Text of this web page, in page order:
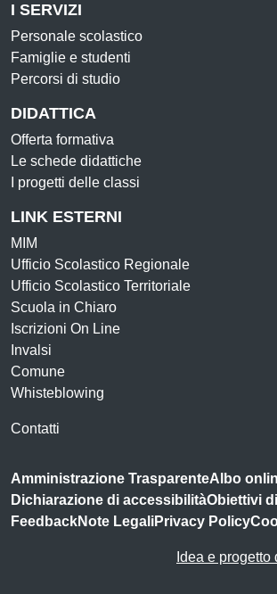
I SERVIZI
Personale scolastico
Famiglie e studenti
Percorsi di studio
DIDATTICA
Offerta formativa
Le schede didattiche
I progetti delle classi
LINK ESTERNI
MIM
Ufficio Scolastico Regionale
Ufficio Scolastico Territoriale
Scuola in Chiaro
Iscrizioni On Line
Invalsi
Comune
Whisteblowing
Contatti
Amministrazione TrasparenteAlbo
Dichiarazione di accessibilitàObiettivi
FeedbackNote LegaliPrivacy Policy
Idea e